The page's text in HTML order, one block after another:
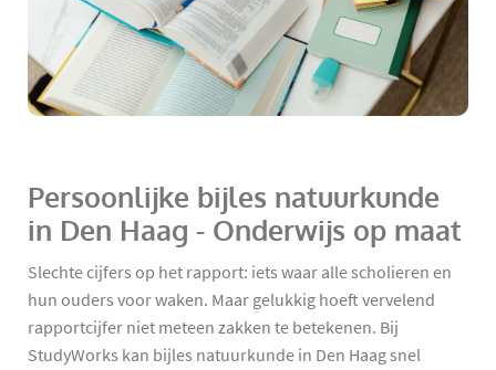
Persoonlijke bijles natuurkunde
in Den Haag - Onderwijs op maat
Slechte cijfers op het rapport: iets waar alle scholieren en
hun ouders voor waken. Maar gelukkig hoeft vervelend
rapportcijfer niet meteen zakken te betekenen. Bij
StudyWorks kan bijles natuurkunde in Den Haag snel